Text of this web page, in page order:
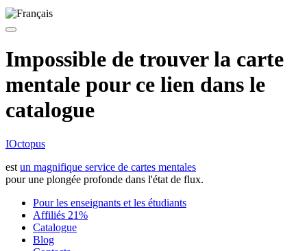
Impossible de trouver la carte
mentale pour ce lien dans le
catalogue
IOctopus
est un magnifique service de cartes mentales
pour une plongée profonde dans l'état de flux.
Pour les enseignants et les étudiants
Affiliés 21%
Catalogue
Blog